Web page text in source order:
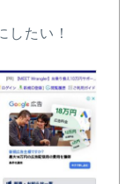
したい！